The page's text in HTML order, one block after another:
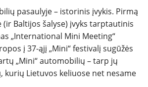
REPORTAŽAI
SPORTAS
PATARIMAI
pasaulyje – istorinis įvykis. Pirmą
(ir Baltijos šalyse) įvyks tarptautinis
„International Mini Meeting“
į 37-ąjį „Mini“ festivalį sugūžės
„Mini“ automobilių – tarp jų
kurių Lietuvos keliuose net nesame